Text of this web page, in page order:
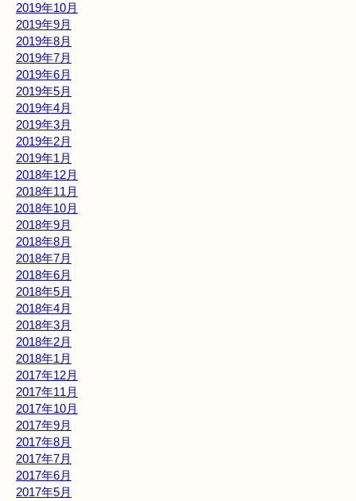
2019年10月
2019年9月
2019年8月
2019年7月
2019年6月
2019年5月
2019年4月
2019年3月
2019年2月
2019年1月
2018年12月
2018年11月
2018年10月
2018年9月
2018年8月
2018年7月
2018年6月
2018年5月
2018年4月
2018年3月
2018年2月
2018年1月
2017年12月
2017年11月
2017年10月
2017年9月
2017年8月
2017年7月
2017年6月
2017年5月